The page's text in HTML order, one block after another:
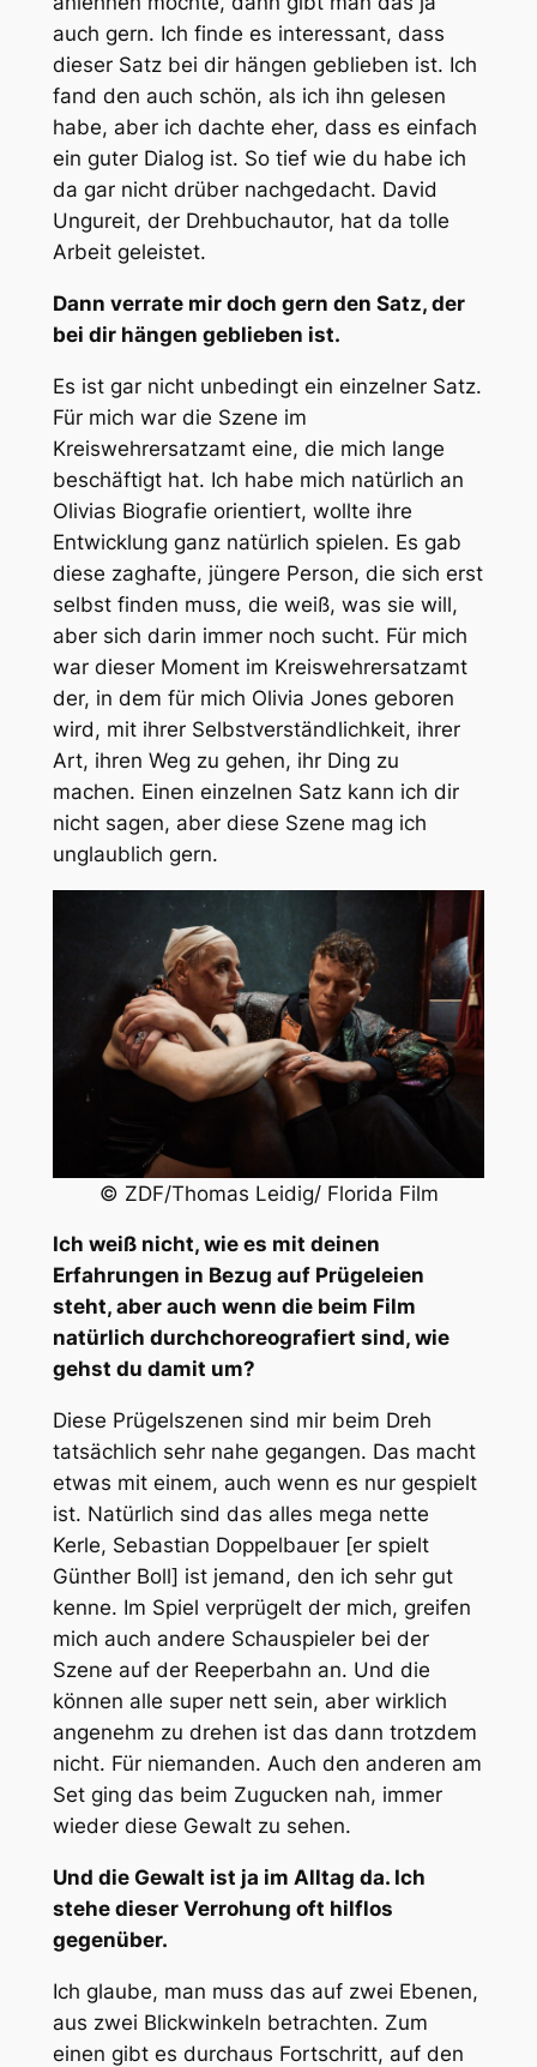
auch gern. Ich finde es interessant, dass
dieser Satz bei dir hängen geblieben ist. Ich
fand den auch schön, als ich ihn gelesen
habe, aber ich dachte eher, dass es einfach
ein guter Dialog ist. So tief wie du habe ich
da gar nicht drüber nachgedacht. David
Ungureit, der Drehbuchautor, hat da tolle
Arbeit geleistet.
Dann verrate mir doch gern den Satz, der
bei dir hängen geblieben ist.
Es ist gar nicht unbedingt ein einzelner Satz.
Für mich war die Szene im
Kreiswehrersatzamt eine, die mich lange
beschäftigt hat. Ich habe mich natürlich an
Olivias Biografie orientiert, wollte ihre
Entwicklung ganz natürlich spielen. Es gab
diese zaghafte, jüngere Person, die sich erst
selbst finden muss, die weiß, was sie will,
aber sich darin immer noch sucht. Für mich
war dieser Moment im Kreiswehrersatzamt
der, in dem für mich Olivia Jones geboren
wird, mit ihrer Selbstverständlichkeit, ihrer
Art, ihren Weg zu gehen, ihr Ding zu
machen. Einen einzelnen Satz kann ich dir
nicht sagen, aber diese Szene mag ich
unglaublich gern.
© ZDF/Thomas Leidig/ Florida Film
Ich weiß nicht, wie es mit deinen
Erfahrungen in Bezug auf Prügeleien
steht, aber auch wenn die beim Film
natürlich durchchoreografiert sind, wie
gehst du damit um?
Diese Prügelszenen sind mir beim Dreh
tatsächlich sehr nahe gegangen. Das macht
etwas mit einem, auch wenn es nur gespielt
ist. Natürlich sind das alles mega nette
Kerle, Sebastian Doppelbauer [er spielt
Günther Boll] ist jemand, den ich sehr gut
kenne. Im Spiel verprügelt der mich, greifen
mich auch andere Schauspieler bei der
Szene auf der Reeperbahn an. Und die
können alle super nett sein, aber wirklich
angenehm zu drehen ist das dann trotzdem
nicht. Für niemanden. Auch den anderen am
Set ging das beim Zugucken nah, immer
wieder diese Gewalt zu sehen.
Und die Gewalt ist ja im Alltag da. Ich
stehe dieser Verrohung oft hilflos
gegenüber.
Ich glaube, man muss das auf zwei Ebenen,
aus zwei Blickwinkeln betrachten. Zum
einen gibt es durchaus Fortschritt, auf den